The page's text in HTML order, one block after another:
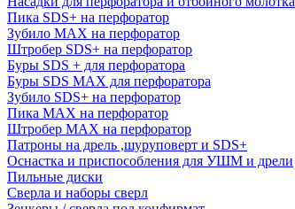
Пика SDS+ на перфоратор
Зубило MAX на перфоратор
Штробер SDS+ на перфоратор
Буры SDS + для перфоратора
Буры SDS MAX для перфоратора
Зубило SDS+ на перфоратор
Пика MAX на перфоратор
Штробер MAX на перфоратор
Патроны на дрель ,шуруповерт и SDS+
Оснастка и приспособления для УШМ и дрели
Пильные диски
Сверла и наборы сверл